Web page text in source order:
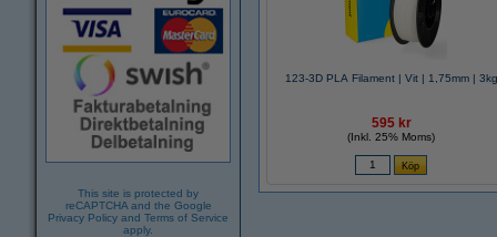
This site is protected by
reCAPTCHA and the Google
Privacy Policy and Terms of Service
apply.
123-3D PLA Filament | Vit | 1,75mm | 3kg
595 kr
(Inkl. 25% Moms)